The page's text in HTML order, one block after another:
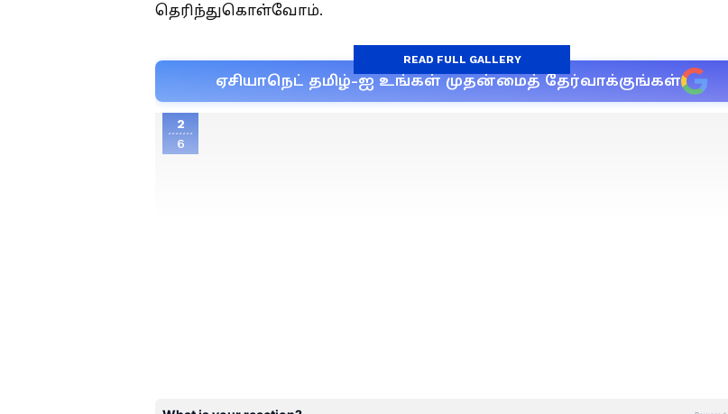
தெரிந்துகொள்வோம்.
ஏசியாநெட் தமிழ்-ஐ உங்கள் முதன்மைத் தேர்வாக்குங்கள்
2
6
READ FULL GALLERY